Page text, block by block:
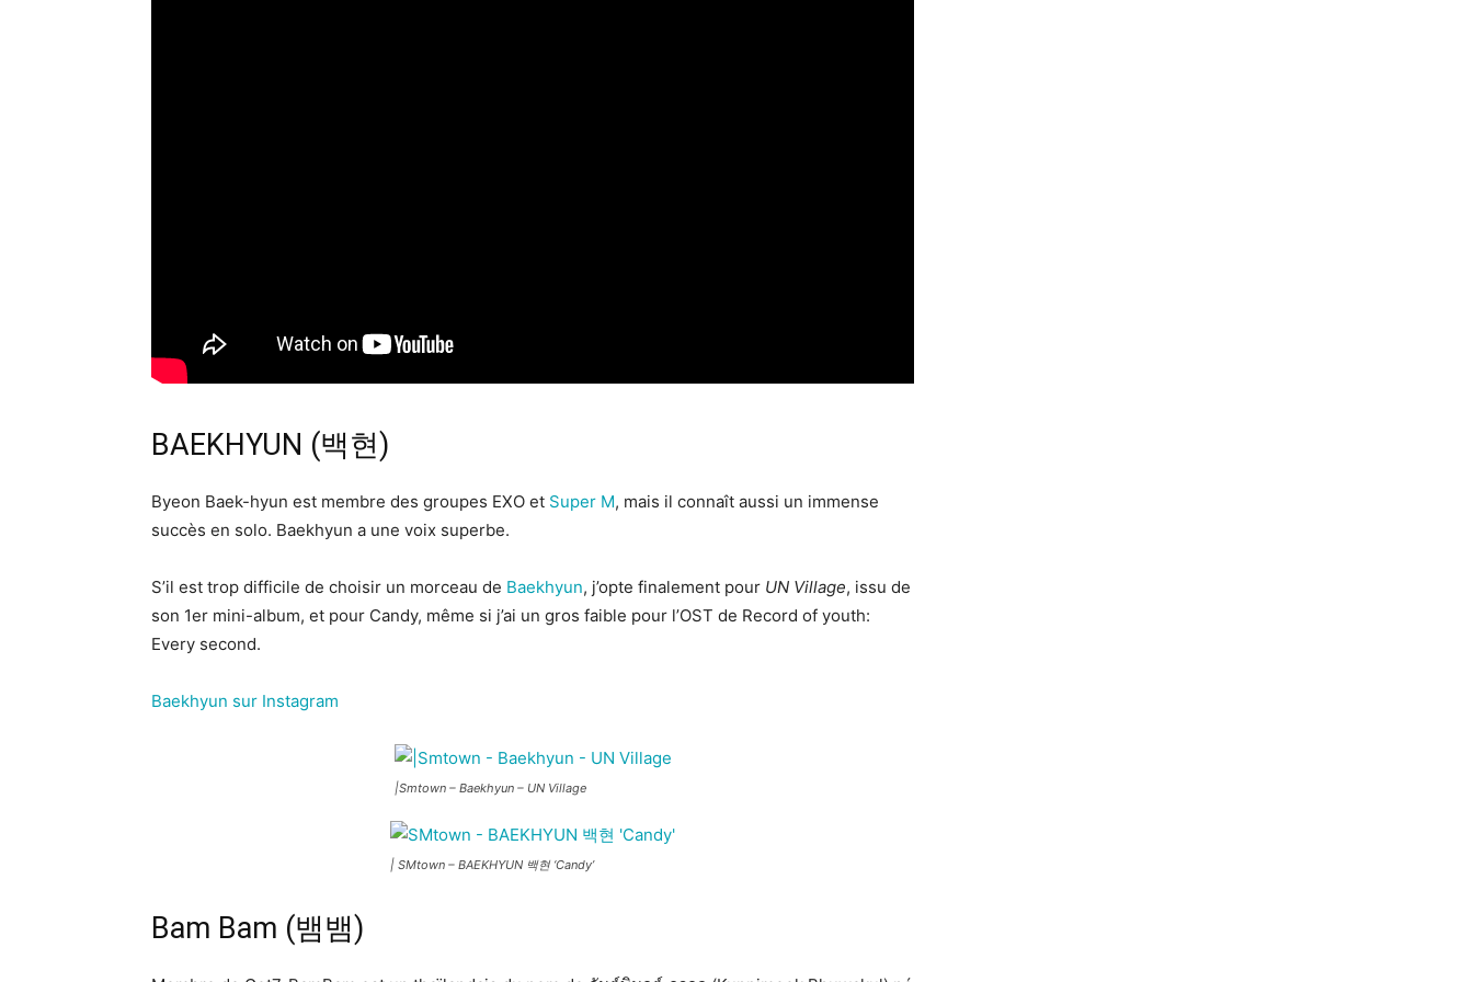
BAEKHYUN (백현)
Byeon Baek-hyun est membre des groupes EXO et Super M, mais il connaît aussi un immense
succès en solo. Baekhyun a une voix superbe.
S’il est trop difficile de choisir un morceau de Baekhyun, j’opte finalement pour UN Village, issu de
son 1er mini-album, et pour Candy, même si j’ai un gros faible pour l’OST de Record of youth:
Every second.
Baekhyun sur Instagram
|Smtown – Baekhyun – UN Village
| SMtown – BAEKHYUN 백현 ‘Candy’
Bam Bam (뱀뱀)